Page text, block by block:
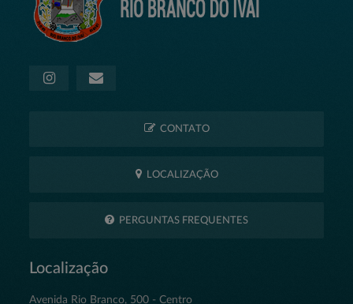
CONTATO
LOCALIZAÇÃO
PERGUNTAS FREQUENTES
Localização
Avenida Rio Branco, 500 - Centro